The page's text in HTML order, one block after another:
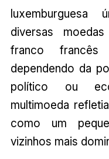
diversas
franco
dependendo da
político ou
multimoeda
como um
vizinhos mais